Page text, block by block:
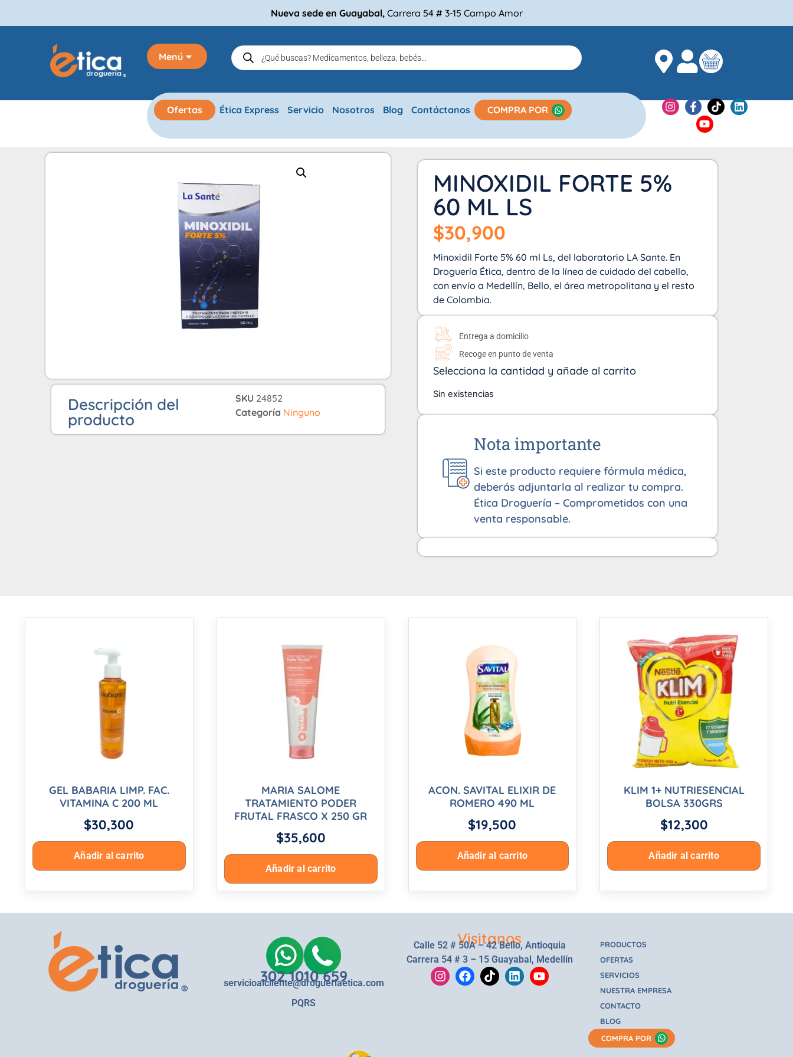
Nueva sede en Guayabal, Carrera 54 # 3-15 Campo Amor
Menú
Ofertas Ética Express Servicio Nosotros Blog Contáctanos COMPRA POR
Descripción del
producto
SKU 24852
Categoría Ninguno
MINOXIDIL FORTE 5%
60 ML LS
$30,900
Minoxidil Forte 5% 60 ml Ls, del laboratorio LA Sante. En
Droguería Ética, dentro de la línea de cuidado del cabello,
con envío a Medellín, Bello, el área metropolitana y el resto
de Colombia.
Entrega a domicilio
Recoge en punto de venta
Selecciona la cantidad y añade al carrito
Sin existencias
Nota importante
Si este producto requiere fórmula médica,
deberás adjuntarla al realizar tu compra.
Ética Droguería – Comprometidos con una
venta responsable.
GEL BABARIA LIMP. FAC.
VITAMINA C 200 ML
$30,300
Añadir al carrito
MARIA SALOME
TRATAMIENTO PODER
FRUTAL FRASCO X 250 GR
$35,600
Añadir al carrito
ACON. SAVITAL ELIXIR DE
ROMERO 490 ML
$19,500
Añadir al carrito
KLIM 1+ NUTRIESENCIAL
BOLSA 330GRS
$12,300
Añadir al carrito
302 1010 659
servicioalcliente@drogueriaetica.com
PQRS
Visitanos
Calle 52 # 50A – 42 Bello, Antioquia
Carrera 54 # 3 – 15 Guayabal, Medellín
PRODUCTOS
OFERTAS
SERVICIOS
NUESTRA EMPRESA
CONTACTO
BLOG
COMPRA POR